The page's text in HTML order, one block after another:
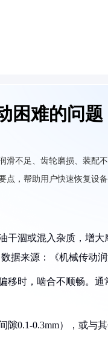
困难的问题
不足、齿轮磨损、装配
，帮助用户快速恢复设备
干涸或混入杂质，增
据来源：《机械传动润
时，啮合不顺畅。通
0.1-0.3mm），或与